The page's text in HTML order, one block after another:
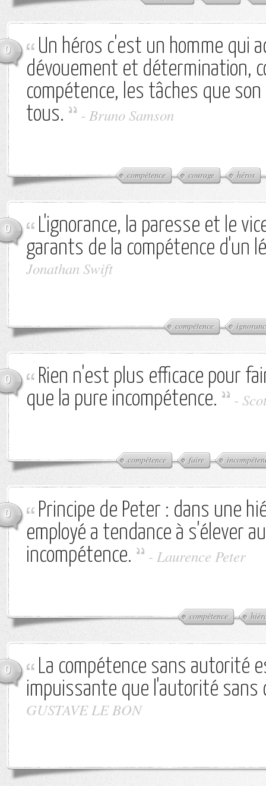
0
Un héros c'est un homme qui
dévouement et détermination,
compétence, les tâches que
tous.
- Bruno Samson
compétence courage héros
0
L'ignorance, la paresse et le
garants de la compétence d'un
Jonathan Swift
compétence
0
Rien n'est plus efficace pour
que la pure incompétence.
-
compétence faire
0
Principe de Peter : dans une
employé a tendance à s'élever
incompétence.
- Laurence Peter
compétence
0
La compétence sans autorité
impuissante que l'autorité sans
GUSTAVE LE BON